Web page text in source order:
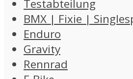
Testabteilung
BMX | Fixie |
Enduro
Gravity
Rennrad